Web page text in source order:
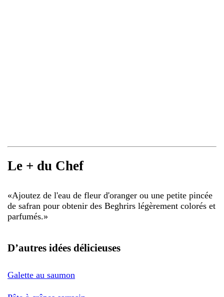
Le + du Chef
«Ajoutez de l'eau de fleur d'oranger ou une petite pincée
de safran pour obtenir des Beghrirs légèrement colorés et
parfumés.»
D’autres idées délicieuses
Galette au saumon